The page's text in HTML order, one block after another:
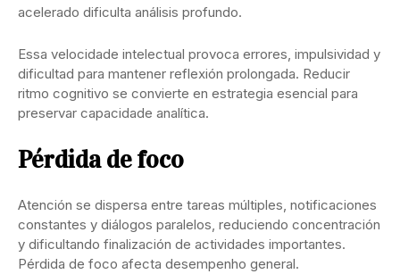
acelerado dificulta análisis profundo.
Essa velocidade intelectual provoca errores, impulsividad y
dificultad para mantener reflexión prolongada. Reducir
ritmo cognitivo se convierte en estrategia esencial para
preservar capacidade analítica.
Pérdida de foco
Atención se dispersa entre tareas múltiples, notificaciones
constantes y diálogos paralelos, reduciendo concentración
y dificultando finalización de actividades importantes.
Pérdida de foco afecta desempenho general.